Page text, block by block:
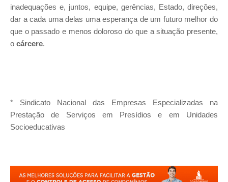
inadequações e, juntos, equipe, gerências, Estado, direções,
dar a cada uma delas uma esperança de um futuro melhor do
que o passado e menos doloroso do que a situação presente,
o cárcere.
* Sindicato Nacional das Empresas Especializadas na
Prestação de Serviços em Presídios e em Unidades
Socioeducativas